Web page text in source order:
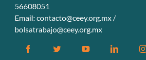
56608051
Email: contacto@ceey.org.mx /
bolsatrabajo@ceey.org.mx